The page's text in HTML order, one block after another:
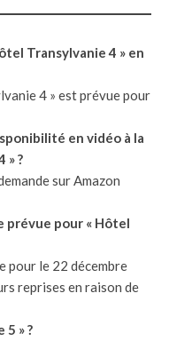
Transylvanie 4 » en
4 » est prévue pour
en vidéo à la
» ?
sur Amazon
prévue pour « Hôtel
pour le 22 décembre
reprises en raison de
» ?